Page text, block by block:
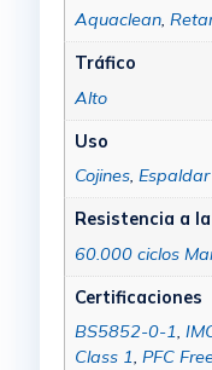
Aquaclean,
Tráfico
Alto
Uso
Cojines,
Resistencia a
60.000 ciclos
Certificaciones
BS5852-0-1,
Class 1, PFC